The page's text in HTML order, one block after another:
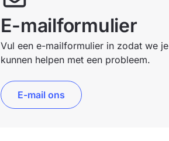
E-mailformulier
Vul een e-mailformulier in zodat we je
kunnen helpen met een probleem.
E-mail ons